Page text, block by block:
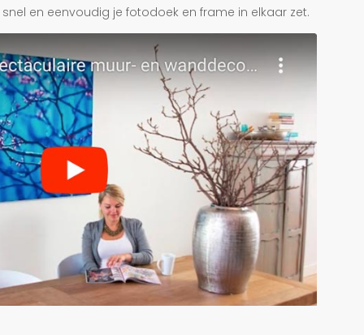
en eenvoudig je fotodoek en frame in elkaar zet.